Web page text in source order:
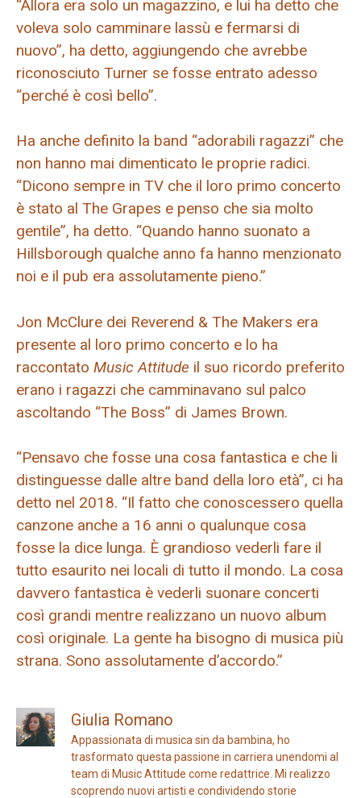
“Allora era solo un magazzino, e lui ha detto che
voleva solo camminare lassù e fermarsi di
nuovo”, ha detto, aggiungendo che avrebbe
riconosciuto Turner se fosse entrato adesso
“perché è così bello”.
Ha anche definito la band “adorabili ragazzi” che
non hanno mai dimenticato le proprie radici.
“Dicono sempre in TV che il loro primo concerto
è stato al The Grapes e penso che sia molto
gentile”, ha detto. “Quando hanno suonato a
Hillsborough qualche anno fa hanno menzionato
noi e il pub era assolutamente pieno.”
Jon McClure dei Reverend & The Makers era
presente al loro primo concerto e lo ha
raccontato Music Attitude il suo ricordo preferito
erano i ragazzi che camminavano sul palco
ascoltando “The Boss” di James Brown.
“Pensavo che fosse una cosa fantastica e che li
distinguesse dalle altre band della loro età”, ci ha
detto nel 2018. “Il fatto che conoscessero quella
canzone anche a 16 anni o qualunque cosa
fosse la dice lunga. È grandioso vederli fare il
tutto esaurito nei locali di tutto il mondo. La cosa
davvero fantastica è vederli suonare concerti
così grandi mentre realizzano un nuovo album
così originale. La gente ha bisogno di musica più
strana. Sono assolutamente d’accordo.”
Giulia Romano
Appassionata di musica sin da bambina, ho
trasformato questa passione in carriera unendomi al
team di Music Attitude come redattrice. Mi realizzo
scoprendo nuovi artisti e condividendo storie